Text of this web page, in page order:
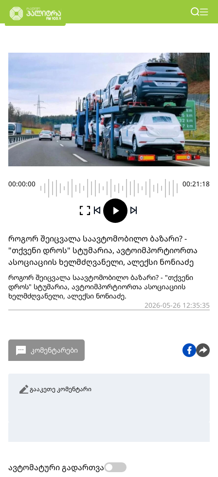
00:00:00 00:21:18
როგორ შეიცვალა საავტომობილო ბაზარი? -
"თქვენი დროს" სტუმარია, ავტოიმპორტიორთა
ასოციაციის ხელმძღვანელი, ალექსი ნონიაძე
როგორ შეიცვალა საავტომობილო ბაზარი? - "თქვენი
დროს" სტუმარია, ავტოიმპორტიორთა ასოციაციის
ხელმძღვანელი, ალექსი ნონიაძე.
2026-05-26 12:35:35
კომენტარები
გააკეთე კომენტარი
ავტომატური გადართვა